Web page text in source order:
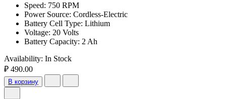
Speed: 750 RPM
Power Source: Cordless-Electric
Battery Cell Type: Lithium
Voltage: 20 Volts
Battery Capacity: 2 Ah
Availability: In Stock
₽ 490.00
В корзину